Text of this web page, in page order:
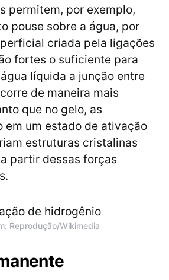
permitem, por exemplo,
pouse sobre a água, por
criada pela ligações
fortes o suficiente para
líquida a junção entre
de maneira mais
que no gelo, as
em um estado de ativação
estruturas cristalinas
partir dessas forças
Reprodução/Wikimedia